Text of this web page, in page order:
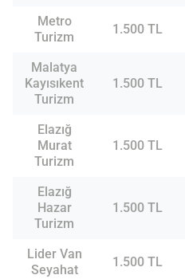
Metro
Turizm
1.500 TL
Malatya
Kayısıkent
Turizm
1.500 TL
Elazığ
Murat
Turizm
1.500 TL
Elazığ
Hazar
Turizm
1.500 TL
Lider Van
Seyahat
1.500 TL